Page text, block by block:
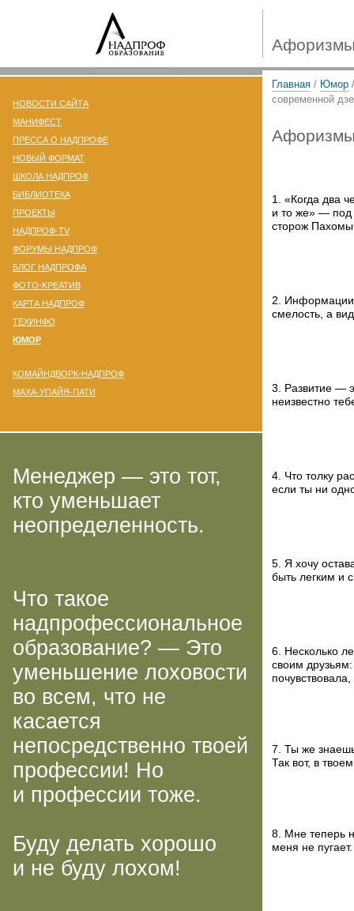
Афоризмы
НОВОСТИ САЙТА
МАНИФЕСТ
ПРЕССА О НАДПРОФЕ
НОВЫЙ ФОРМАТ
ШКОЛА НАДПРОФ
БИБЛИОТЕКА
ПРОЕКТЫ
НАДПРОФ-TV
ФОРУМЫ НАДПРОФ
БЛОГ НАДПРОФА
ФОТО-KРЕАТИВ
КАРТА НАДПРОФ
ТЕХИНФО
ЮМОР
КОМАЙНДВОРК-НАДПРОФ
МАХА-УПАЙЯ-ПАТИ
Менеджер — это тот,
кто уменьшает
неопределенность.
Что такое
надпрофессиональное
образование? — Это
уменьшение лоховости
во всем, что не
касается
непосредственно твоей
профессии! Но
и профессии тоже.
Буду делать хорошо
и не буду лохом!
Главная / Юмор
современной
Афоризмы
1. «Когда два
и то же» — под
сторож
2. Информации
смелость, а
3. Развитие —
неизвестно
4. Что толку
если ты ни
5. Я хочу
быть легким и
6. Несколько
своим
7. Ты же
Так вот, в
8. Мне теперь
меня не пугает.